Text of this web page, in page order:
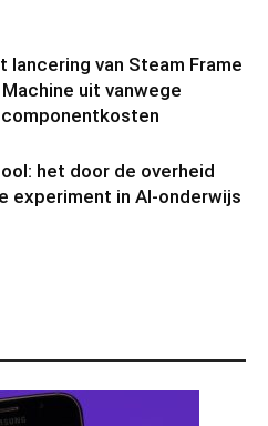
lancering van Steam Frame
uit vanwege
het door de overheid
experiment in AI-onderwijs